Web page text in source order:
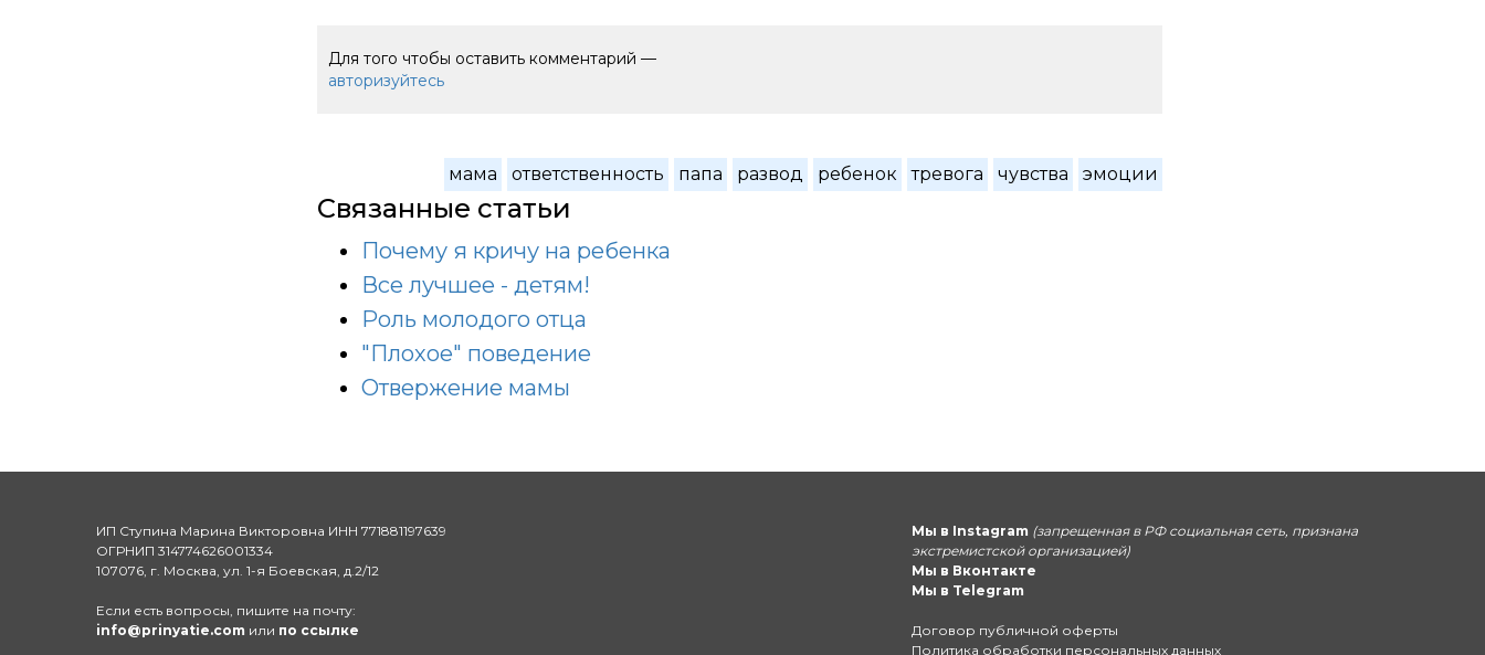
Для того чтобы оставить комментарий —
авторизуйтесь
мама ответственность папа развод ребенок тревога чувства эмоции
Связанные статьи
Почему я кричу на ребенка
Все лучшее - детям!
Роль молодого отца
"Плохое" поведение
Отвержение мамы
ИП Ступина Марина Викторовна ИНН 771881197639
ОГРНИП 314774626001334
107076, г. Москва, ул. 1-я Боевская, д.2/12
Если есть вопросы, пишите на почту:
info@prinyatie.com или по ссылке
Мы в Instagram (запрещенная в РФ социальная сеть, признана
экстремистской организацией)
Мы в Вконтакте
Мы в Telegram
Договор публичной оферты
Политика обработки персональных данных